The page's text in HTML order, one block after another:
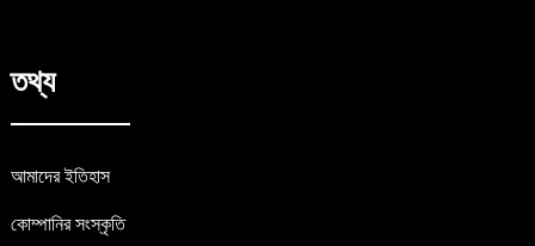
তথ্য
আমাদের ইতিহাস
কোম্পানির সংস্কৃতি